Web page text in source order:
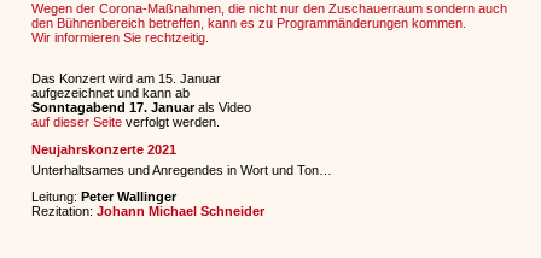
Wegen der Corona-Maßnahmen, die nicht nur den Zuschauerraum sondern auch
den Bühnenbereich betreffen, kann es zu Programmänderungen kommen.
Wir informieren Sie rechtzeitig.
Das Konzert wird am 15. Januar
aufgezeichnet und kann ab
Sonntagabend 17. Januarals Video
auf dieser Seite verfolgt werden.
Neujahrskonzerte 2021
Unterhaltsames und Anregendes in Wort und Ton…
Leitung:Peter Wallinger
Rezitation:Johann Michael Schneider